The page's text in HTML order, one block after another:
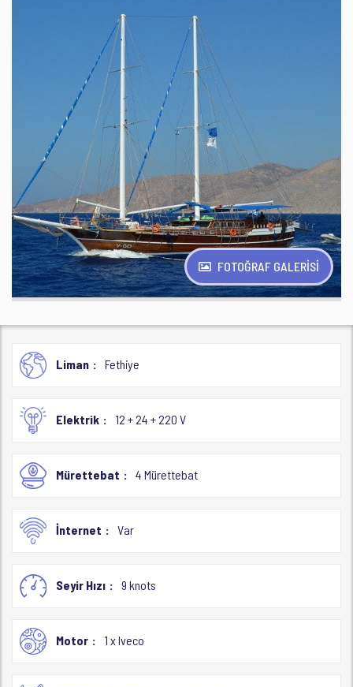
FOTOĞRAF GALERİSİ
Liman Fethiye
Elektrik 12 + 24 + 220 V
Mürettebat 4 Mürettebat
İnternet Var
Seyir Hızı 9 knots
Motor 1 x Iveco